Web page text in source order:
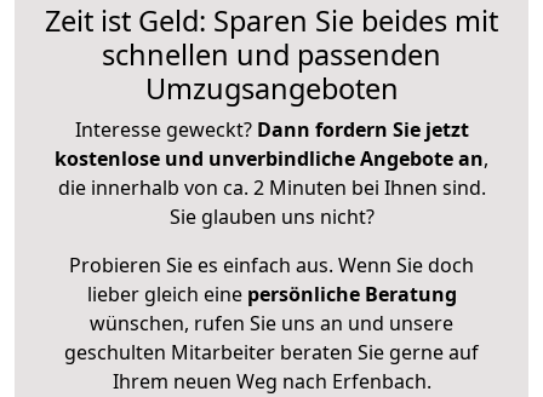
Zeit ist Geld: Sparen Sie beides mit
schnellen und passenden
Umzugsangeboten
Interesse geweckt? Dann fordern Sie jetzt
kostenlose und unverbindliche Angebote an,
die innerhalb von ca. 2 Minuten bei Ihnen sind.
Sie glauben uns nicht?
Probieren Sie es einfach aus. Wenn Sie doch
lieber gleich eine persönliche Beratung
wünschen, rufen Sie uns an und unsere
geschulten Mitarbeiter beraten Sie gerne auf
Ihrem neuen Weg nach Erfenbach.